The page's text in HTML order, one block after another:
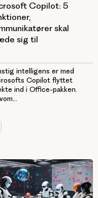
Copilot: 5
skal
sig til
intelligens er med
Copilot flyttet
ind i Office-pakken.